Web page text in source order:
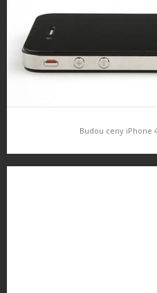
Budou ceny iPhone